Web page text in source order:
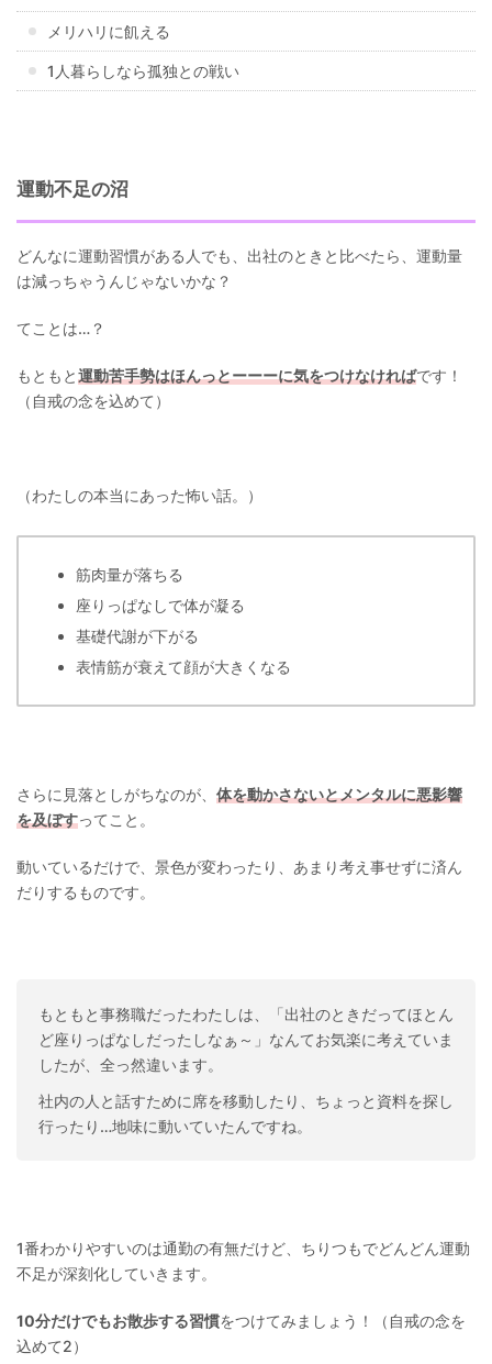
メリハリに飢える
1人暮らしなら孤独との戦い
運動不足の沼
どんなに運動習慣がある人でも、出社のときと比べたら、運動量
は減っちゃうんじゃないかな？
てことは…？
もともと運動苦手勢はほんっとーーーに気をつけなければです！
（自戒の念を込めて）
（わたしの本当にあった怖い話。）
筋肉量が落ちる
座りっぱなしで体が凝る
基礎代謝が下がる
表情筋が衰えて顔が大きくなる
さらに見落としがちなのが、 体を動かさないとメンタルに悪影響
を及ぼすってこと。
動いているだけで、景色が変わったり、あまり考え事せずに済ん
だりするものです。
もともと事務職だったわたしは、「出社のときだってほとん
ど座りっぱなしだったしなぁ～」なんてお気楽に考えていま
したが、全っ然違います。
社内の人と話すために席を移動したり、ちょっと資料を探し
行ったり…地味に動いていたんですね。
1番わかりやすいのは通勤の有無だけど、ちりつもでどんどん運動
不足が深刻化していきます。
10分だけでもお散歩する習慣をつけてみましょう！（自戒の念を
込めて2）